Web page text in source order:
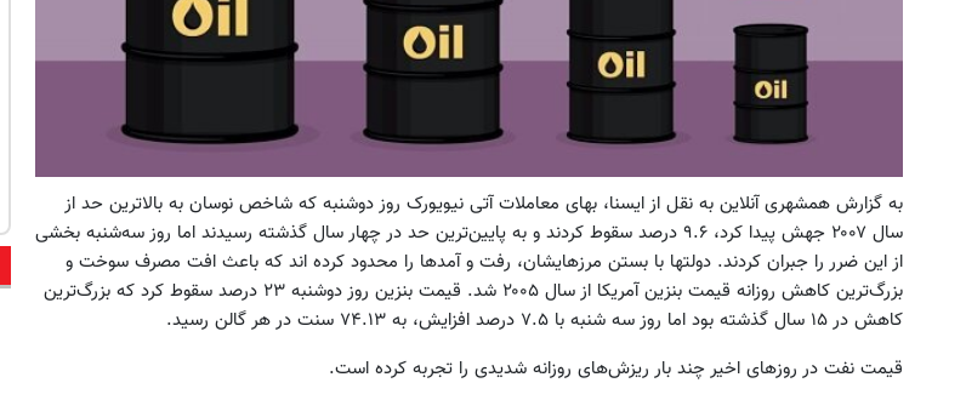
به گزارش همشهری آنلاین به نقل از ایسنا، بهای معاملات آتی نیویورک روز دوشنبه که شاخص نوسان به بالاترین حد از
سال ۲۰۰۷ جهش پیدا کرد، ۹.۶ درصد سقوط کردند و به پایین‌ترین حد در چهار سال گذشته رسیدند اما روز سه‌شنبه بخشی
از این ضرر را جبران کردند. دولتها با بستن مرزهایشان، رفت و آمدها را محدود کرده اند که باعث افت مصرف سوخت و
بزرگ‌ترین کاهش روزانه قیمت بنزین آمریکا از سال ۲۰۰۵ شد. قیمت بنزین روز دوشنبه ۲۳ درصد سقوط کرد که بزرگ‌ترین
کاهش در ۱۵ سال گذشته بود اما روز سه شنبه با ۷.۵ درصد افزایش، به ۷۴.۱۳ سنت در هر گالن رسید.
قیمت نفت در روزهای اخیر چند بار ریزش‌های روزانه شدیدی را تجربه کرده است.